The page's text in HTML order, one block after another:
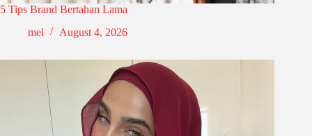
5 Tips Brand Bertahan Lama
mel
August 4, 2026